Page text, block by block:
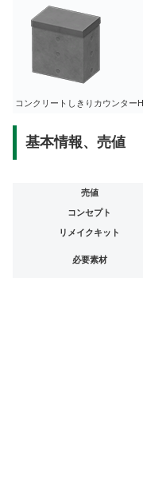
コンクリートしきりカウンターH
基本情報、売値
売値
コンセプト
リメイクキット
必要素材